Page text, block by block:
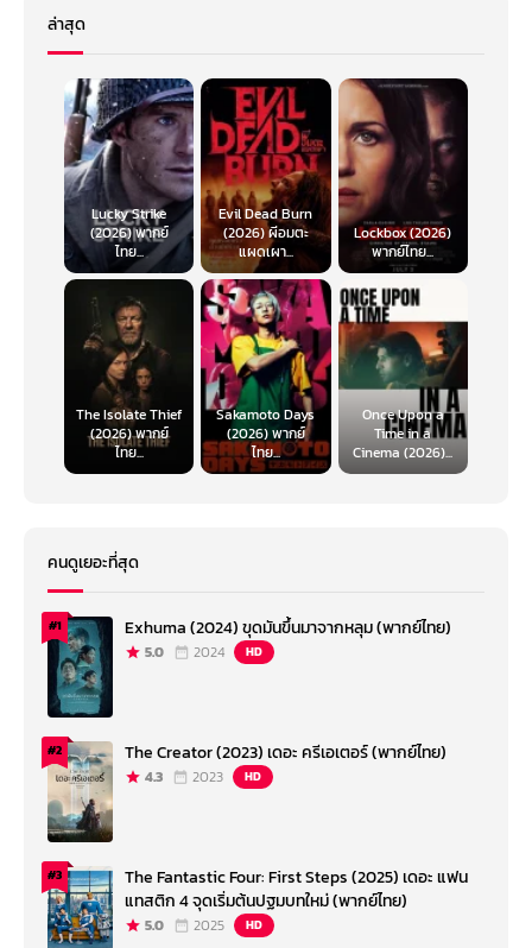
ล่าสุด
Lucky Strike
(2026) พากย์
ไทย...
Evil Dead Burn
(2026) ผีอมตะ
แผดเผา...
Lockbox (2026)
พากย์ไทย...
The Isolate Thief
(2026) พากย์
ไทย...
Sakamoto Days
(2026) พากย์
ไทย...
Once Upon a
Time in a
Cinema (2026)...
คนดูเยอะที่สุด
#1 Exhuma (2024) ขุดมันขึ้นมาจากหลุม (พากย์ไทย)
5.0 2024 HD
#2 The Creator (2023) เดอะ ครีเอเตอร์ (พากย์ไทย)
4.3 2023 HD
#3
The Fantastic Four: First Steps (2025) เดอะ แฟน
แทสติก 4 จุดเริ่มต้นปฐมบทใหม่ (พากย์ไทย)
5.0 2025 HD